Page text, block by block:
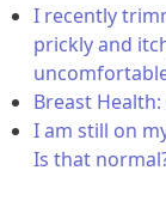
I recently
prickly and
Breast
I am still on
Is that